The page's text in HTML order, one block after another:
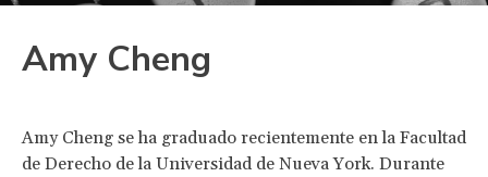
Amy Cheng
Amy Cheng se ha graduado recientemente en la Facultad
de Derecho de la Universidad de Nueva York. Durante